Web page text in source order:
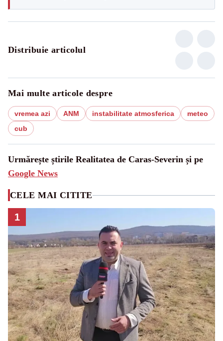
Distribuie articolul
Mai multe articole despre
vremea azi ANM instabilitate atmosferica
meteo
cub
Urmărește știrile Realitatea de Caras-Severin și pe
Google News
CELE MAI CITITE
1